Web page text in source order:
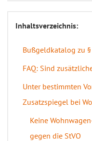
Inhaltsverzeichnis:
Bußgeldkatalog zu §
FAQ: Sind
Unter bestimmten
Zusatzspiegel bei
Keine
gegen die StVO